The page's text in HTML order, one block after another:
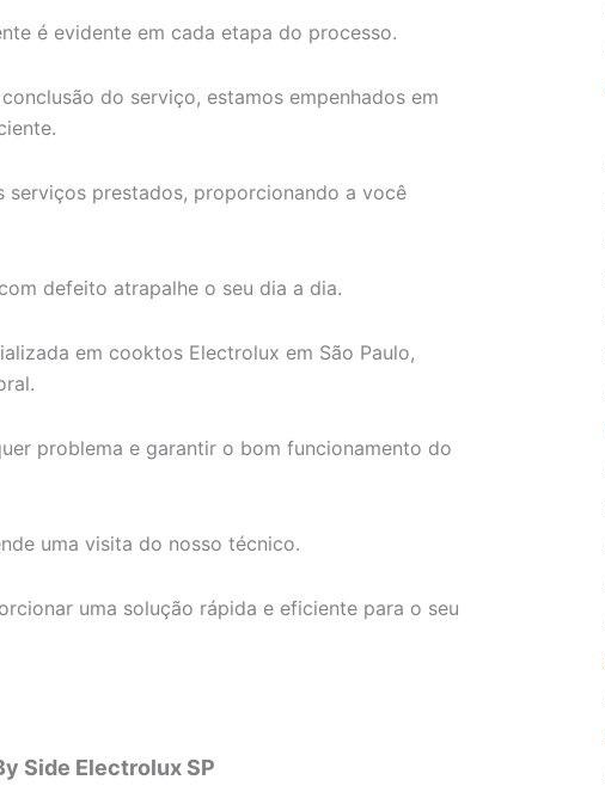
é evidente em cada etapa do processo.
do serviço, estamos empenhados em
prestados, proporcionando a você
defeito atrapalhe o seu dia a dia.
em cooktos Electrolux em São Paulo,
problema e garantir o bom funcionamento do
uma visita do nosso técnico.
uma solução rápida e eficiente para o seu
Side Electrolux SP